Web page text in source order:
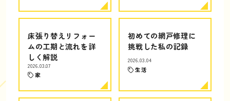
床張り替えリフォー
ムの工期と流れを詳
しく解説
2026.03.07
家
初めての網戸修理に
挑戦した私の記録
2026.03.04
生活